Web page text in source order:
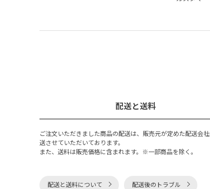
配送と送料
ご注文いただきました商品の配送は、販売元が定めた配送会
送させていただいております。
また、送料は販売価格に含まれます。※一部商品を除く。
配送と送料について 配送後のトラブル